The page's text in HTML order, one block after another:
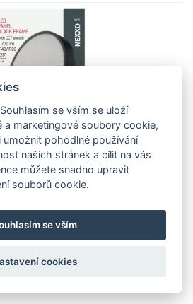
svítidlo
černé, 28,5W, se
Lighting
Skladem 6 ks
Vložit do košíku
se vším se uloží
a marketingové soubory cookie,
pohodlné používání
našich stránek a cílit na vás
můžete snadno upravit
souborů cookie.
se vším
cookies